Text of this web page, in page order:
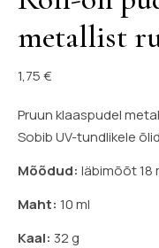
metallist
1,75€
Pruun klaaspudel
Sobib UV-tundlikele
Mõõdud: läbimõõt 18
Maht: 10 ml
Kaal: 32 g